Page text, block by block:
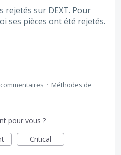
rejetés sur DEXT. Pour
ses pièces ont été rejetés.
· Méthodes de
pour vous ?
Critical